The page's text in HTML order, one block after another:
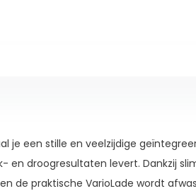
je een stille en veelzijdige
en droogresultaten levert. Dankzij
de praktische VarioLade wordt